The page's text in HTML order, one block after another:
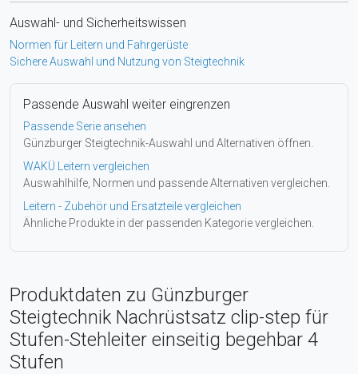
Auswahl- und Sicherheitswissen
Normen für Leitern und Fahrgerüste
Sichere Auswahl und Nutzung von Steigtechnik
Passende Auswahl weiter eingrenzen
Passende Serie ansehen
Günzburger Steigtechnik-Auswahl und Alternativen öffnen.
WAKÜ Leitern vergleichen
Auswahlhilfe, Normen und passende Alternativen vergleichen.
Leitern - Zubehör und Ersatzteile vergleichen
Ähnliche Produkte in der passenden Kategorie vergleichen.
Produktdaten zu Günzburger
Steigtechnik Nachrüstsatz clip-step für
Stufen-Stehleiter einseitig begehbar 4
Stufen